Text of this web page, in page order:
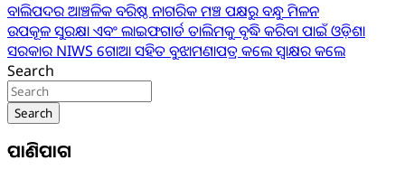
ବାଲିପଦର ଆଞ୍ଚଳିକ ବରିଷ୍ଠ ନାଗରିକ ମଞ୍ଚ ପକ୍ଷରୁ ବନ୍ଧୁ ମିଳନ
ଉପକୂଳ ସୁରକ୍ଷା ଏବଂ ଲାଇଫଗାର୍ଡ ତାଲିମକୁ ବୃଦ୍ଧି କରିବା ପାଇଁ ଓଡ଼ିଶା
ସରକାର NIWS ଗୋଆ ସହିତ ବୁଝାମଣାପତ୍ର କଲେ ସ୍ୱାକ୍ଷର କଲେ
Search
Search
ପାଣିପାଗ